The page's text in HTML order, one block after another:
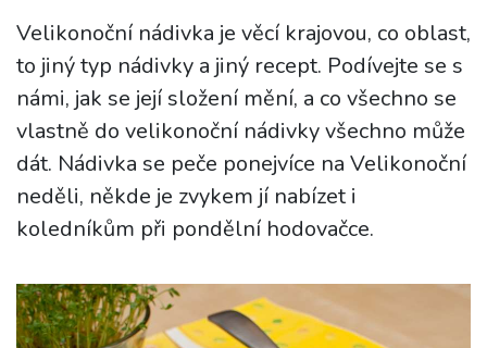
Velikonoční nádivka je věcí krajovou, co oblast,
to jiný typ nádivky a jiný recept. Podívejte se s
námi, jak se její složení mění, a co všechno se
vlastně do velikonoční nádivky všechno může
dát. Nádivka se peče ponejvíce na Velikonoční
neděli, někde je zvykem jí nabízet i
koledníkům při pondělní hodovačce.